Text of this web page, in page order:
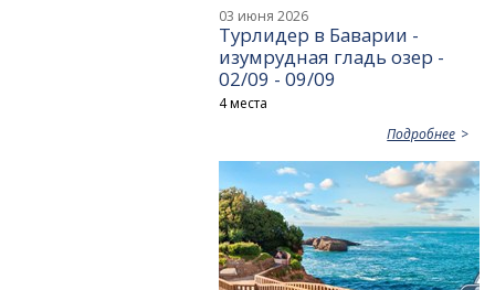
03 июня 2026
Турлидер в Баварии -
изумрудная гладь озер -
02/09 - 09/09
4 места
Подробнее